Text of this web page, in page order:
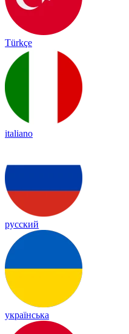
Türkçe
italiano
русский
українська